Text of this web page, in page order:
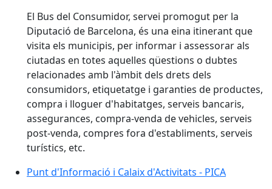
El Bus del Consumidor, servei promogut per la
Diputació de Barcelona, és una eina itinerant que
visita els municipis, per informar i assessorar als
ciutadas en totes aquelles qüestions o dubtes
relacionades amb l'àmbit dels drets dels
consumidors, etiquetatge i garanties de productes,
compra i lloguer d'habitatges, serveis bancaris,
assegurances, compra-venda de vehicles, serveis
post-venda, compres fora d'establiments, serveis
turístics, etc.
Punt d'Informació i Calaix d'Activitats - PICA
Punt d'Informació i Calaix d'Activitats - PICA